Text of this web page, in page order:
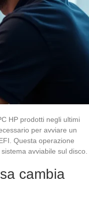
HP prodotti negli ultimi
per avviare un
Questa operazione
avviabile sul disco.
cambia